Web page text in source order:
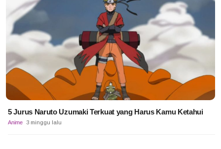
5 Jurus Naruto Uzumaki Terkuat yang Harus Kamu Ketahui
Anime 3 minggu lalu